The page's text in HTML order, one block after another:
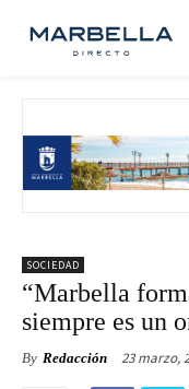
SOCIEDAD
“Marbella
siempre es un
By Redacción 23 marzo,